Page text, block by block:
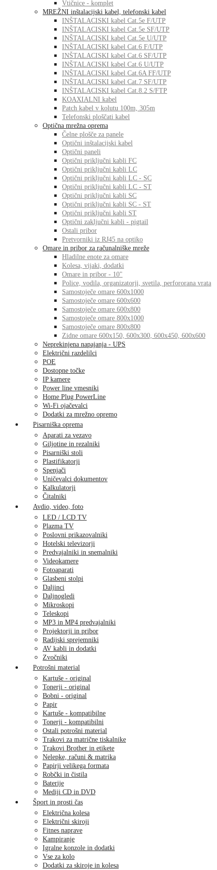
Vtičnice - komplet
MREŽNI inštalacijski kabel, telefonski kabel
INŠTALACISKI kabel Cat.5e F/UTP
INŠTALACISKI kabel Cat.5e SF/UTP
INŠTALACISKI kabel Cat.5e U/UTP
INŠTALACISKI kabel Cat.6 F/UTP
INŠTALACISKI kabel Cat.6 SF/UTP
INŠTALACISKI kabel Cat.6 U/UTP
INŠTALACISKI kabel Cat.6A FF/UTP
INŠTALACISKI kabel Cat.7 SF/UTP
INŠTALACISKI kabel Cat.8.2 S/FTP
KOAXIALNI kabel
Patch kabel v kolutu 100m, 305m
Telefonski ploščati kabel
Optična mrežna oprema
Čelne plošče za panele
Optični inštalacijski kabel
Optični paneli
Optični priključni kabli FC
Optični priključni kabli LC
Optični priključni kabli LC - SC
Optični priključni kabli LC - ST
Optični priključni kabli SC
Optični priključni kabli SC - ST
Optični priključni kabli ST
Optični zaključni kabli - pigtail
Ostali pribor
Pretvorniki iz RJ45 na optiko
Omare in pribor za računalniške mreže
Hladilne enote za omare
Kolesa, vijaki, dodatki
Omare in pribor - 10"
Police, vodila, organizatorji, svetila, perfororana vrata
Samostoječe omare 600x1000
Samostoječe omare 600x600
Samostoječe omare 600x800
Samostoječe omare 800x1000
Samostoječe omare 800x800
Zidne omare 600x150, 600x300, 600x450, 600x600
Neprekinjena napajanja - UPS
Električni razdelilci
POE
Dostopne točke
IP kamere
Power line vmesniki
Home Plug PowerLine
Wi-Fi ojačevalci
Dodatki za mrežno opremo
Pisarniška oprema
Aparati za vezavo
Giljotine in rezalniki
Pisarniški stoli
Plastifikatorji
Spenjači
Uničevalci dokumentov
Kalkulatorji
Čitalniki
Avdio, video, foto
LED / LCD TV
Plazma TV
Poslovni prikazovalniki
Hotelski televizorji
Predvajalniki in snemalniki
Videokamere
Fotoaparati
Glasbeni stolpi
Daljinci
Daljnogledi
Mikroskopi
Teleskopi
MP3 in MP4 predvajalniki
Projektorji in pribor
Radijski sprejemniki
AV kabli in dodatki
Zvočniki
Potrošni material
Kartuše - original
Tonerji - original
Bobni - original
Papir
Kartuše - kompatibilne
Tonerji - kompatibilni
Ostali potrošni material
Trakovi za matrične tiskalnike
Trakovi Brother in etikete
Nelepke, računi & matrika
Papirji velikega formata
Robčki in čistila
Baterije
Mediji CD in DVD
Šport in prosti čas
Električna kolesa
Električni skiroji
Fitnes naprave
Kampiranje
Igralne konzole in dodatki
Vse za kolo
Dodatki za skiroje in kolesa